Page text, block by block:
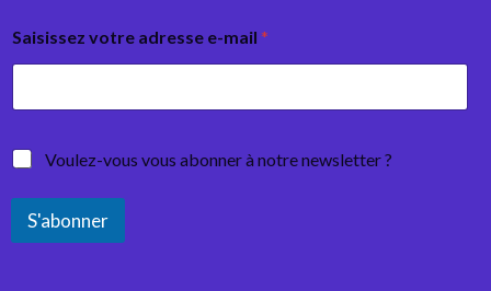
Saisissez votre adresse e-mail *
Voulez-vous vous abonner à notre newsletter ?
S'abonner